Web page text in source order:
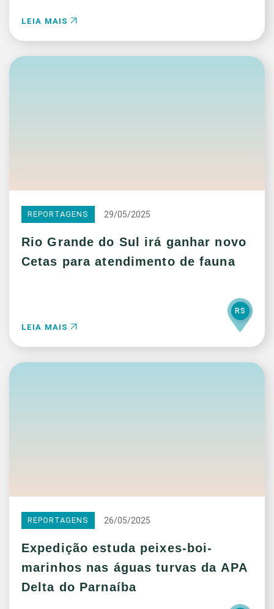
LEIA MAIS
REPORTAGENS 29/05/2025
Rio Grande do Sul irá ganhar novo
Cetas para atendimento de fauna
LEIA MAIS
RS
REPORTAGENS 26/05/2025
Expedição estuda peixes-boi-
marinhos nas águas turvas da APA
Delta do Parnaíba